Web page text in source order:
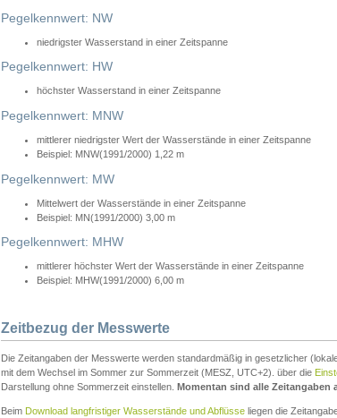
Pegelkennwert: NW
niedrigster Wasserstand in einer Zeitspanne
Pegelkennwert: HW
höchster Wasserstand in einer Zeitspanne
Pegelkennwert: MNW
mittlerer niedrigster Wert der Wasserstände in einer Zeitspanne
Beispiel: MNW(1991/2000) 1,22 m
Pegelkennwert: MW
Mittelwert der Wasserstände in einer Zeitspanne
Beispiel: MN(1991/2000) 3,00 m
Pegelkennwert: MHW
mittlerer höchster Wert der Wasserstände in einer Zeitspanne
Beispiel: MHW(1991/2000) 6,00 m
Zeitbezug der Messwerte
Die Zeitangaben der Messwerte werden standardmäßig in gesetzlicher
mit dem Wechsel im Sommer zur Sommerzeit (MESZ, UTC+2). über die
Darstellung ohne Sommerzeit einstellen. Momentan sind alle Zeitangaben
Beim Download langfristiger Wasserstände und Abflüsse liegen die